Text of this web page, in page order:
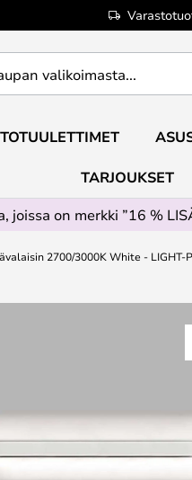
TARJOUKSET
joissa on merkki ”16 %
2700/3000K White - LIGHT-